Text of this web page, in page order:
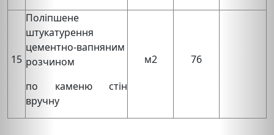
15
Поліпшене
штукатурення
цементно-вапняним
розчином
по каменю стін
вручну
м2 76